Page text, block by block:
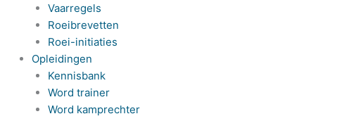
Vaarregels
Roeibrevetten
Roei-initiaties
Opleidingen
Kennisbank
Word trainer
Word kamprechter